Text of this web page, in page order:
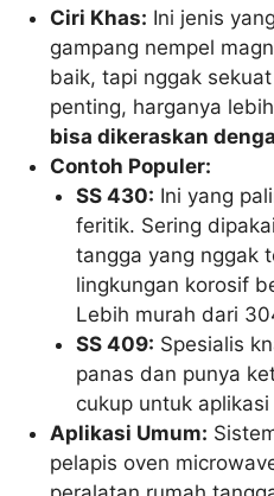
Ciri Khas: Ini jenis yang
gampang nempel
baik, tapi nggak
penting, harganya
bisa dikeraskan
Contoh Populer:
SS 430: Ini yang
feritik. Sering
tangga yang nggak
lingkungan korosif
Lebih murah dari
SS 409: Spesialis
panas dan punya
cukup untuk
Aplikasi Umum:
pelapis oven